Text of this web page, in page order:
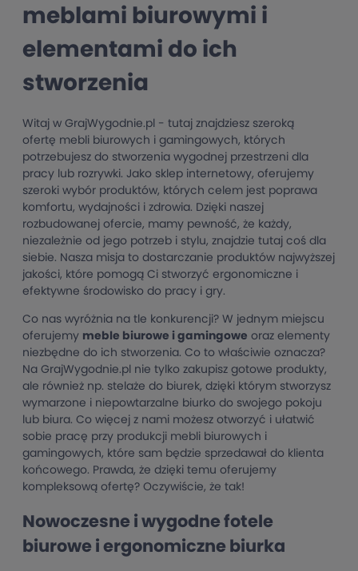
meblami biurowymi i
elementami do ich
stworzenia
Witaj w GrajWygodnie.pl - tutaj znajdziesz szeroką
ofertę mebli biurowych i gamingowych, których
potrzebujesz do stworzenia wygodnej przestrzeni dla
pracy lub rozrywki. Jako sklep internetowy, oferujemy
szeroki wybór produktów, których celem jest poprawa
komfortu, wydajności i zdrowia. Dzięki naszej
rozbudowanej ofercie, mamy pewność, że każdy,
niezależnie od jego potrzeb i stylu, znajdzie tutaj coś dla
siebie. Nasza misja to dostarczanie produktów najwyższej
jakości, które pomogą Ci stworzyć ergonomiczne i
efektywne środowisko do pracy i gry.
Co nas wyróżnia na tle konkurencji? W jednym miejscu
oferujemy meble biurowe i gamingowe oraz elementy
niezbędne do ich stworzenia. Co to właściwie oznacza?
Na GrajWygodnie.pl nie tylko zakupisz gotowe produkty,
ale również np. stelaże do biurek, dzięki którym stworzysz
wymarzone i niepowtarzalne biurko do swojego pokoju
lub biura. Co więcej z nami możesz otworzyć i ułatwić
sobie pracę przy produkcji mebli biurowych i
gamingowych, które sam będzie sprzedawał do klienta
końcowego. Prawda, że dzięki temu oferujemy
kompleksową ofertę? Oczywiście, że tak!
Nowoczesne i wygodne fotele
biurowe i ergonomiczne biurka